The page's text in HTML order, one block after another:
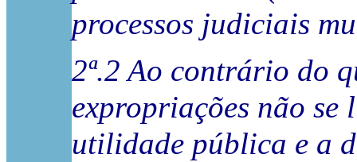
processos judiciais
2ª.2 Ao contrário do
expropriações não
utilidade pública e a